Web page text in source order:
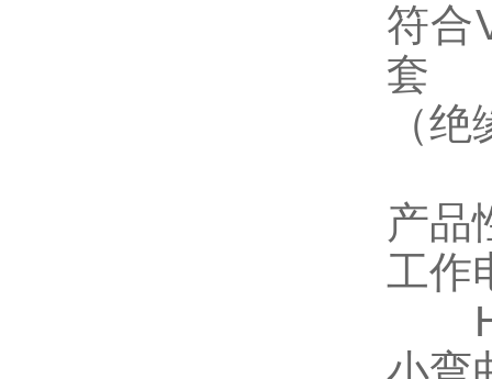
符合
套
（
产品
工作